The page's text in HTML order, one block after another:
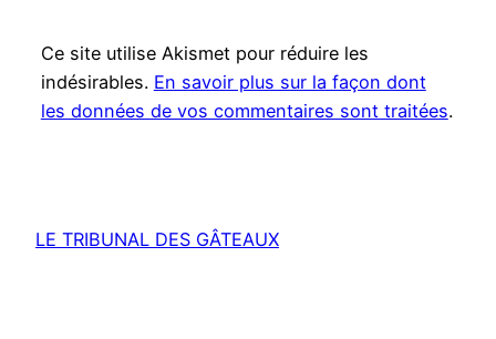
Ce site utilise Akismet pour réduire les
indésirables. En savoir plus sur la façon dont
les données de vos commentaires sont traitées.
LE TRIBUNAL DES GÂTEAUX